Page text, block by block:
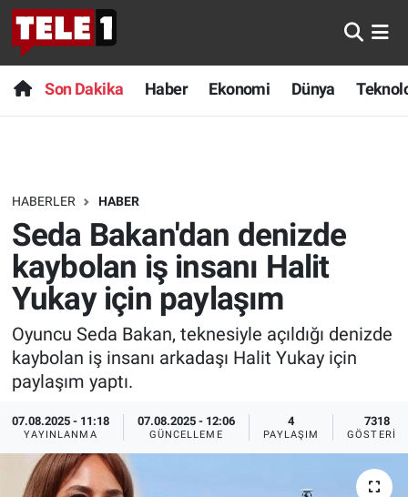
Son Dakika Haber Ekonomi Dünya
HABERLER HABER
Seda Bakan'dan denizde
kaybolan iş insanı Halit
Yukay için paylaşım
Oyuncu Seda Bakan, teknesiyle açıldığı denizde
kaybolan iş insanı arkadaşı Halit Yukay için
paylaşım yaptı.
07.08.2025 - 11:18
YAYINLANMA
07.08.2025 - 12:06
GÜNCELLEME
4
PAYLAŞIM
7318
GÖSTERIM
Anında Manşet
Başka Sohbetler
Bilim turu
Bilim ve Teknoloji Evreni
Doğa Konuşuyor
Dünya
Ege Saati
Ege'den Esintiler
Eğitim
Son Dakika
Haber
Dünya
Teknoloji
Sağlık
Spor
Yayın Akışı
İletişim
Nöbetçi Eczaneler
Hava Durumu
Trafik Durumu
Süper Lig Puan Durumu ve Fikstür
Tüm Manşetler
Son Dakika Haberleri
Haber Arşivi